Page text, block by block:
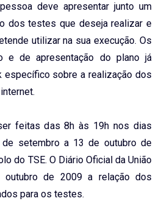
deve apresentar junto um
dos testes que deseja realizar e
utilizar na sua execução. Os
e de apresentação do plano já
sobre a realização dos
feitas das 8h às 19h nos dias
setembro a 13 de outubro de
do TSE. O Diário Oficial da União
de 2009 a relação dos
para os testes.